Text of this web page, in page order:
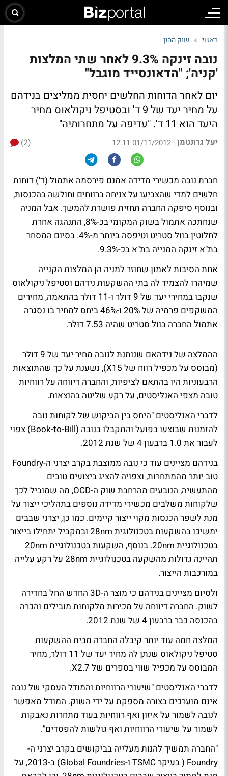
ראשי שוק ההון
נובה זינקה 9.3% לאחר שתי המלצות
'קניה'; "הדאונסייד מוגבל"
יום לאחר הדוחות החלשים יחסית ממליצים בנידהם
על מחיר יעד של 9 ד' ובסטיפל ניקולאוס מחיר
היעד הוא 11 ד'. "עדיפה על מתחרותיה"
יעל גרונטמן |
01/11/2012 12:11
(2)
חברת נובה מכשירי מדידה אמנם פירסמה אתמול (ד') דוחות
חלשים למדי שהצביעו על צניחה ברווחים וחולשה בהכנסות,
ובנוסף סיפקה החברה תחזית פושרת להמשך. אבל המניה
שנחתכה אתמול בשוק המקומי בכ-8%, התנהגה אחרת
לחלוטין בוול סטריט וטיפסה ביותר מ-4%. בסיום המסחר
בת"א זינקה המנייה בת"א בכ-9.3%.
אחת הסיבות לאמון שחוזר למניה הן המלצות הקנייה
שמיהרו להצמיד לה בתי ההשקעות נידהם וסטיפל ניקולאוס
שנקבו במחירי יעד של 9 דולר ו-11 דולר בהתאמה, מחירים
המשקפים פרמיה של 20% ו-46% ביחס למחיר בו נסגרה
אתמול החברה בוול סטריט שהיה 7.53 דולר.
ההמלצה של נידהאם שנותנת לנובה מחיר יעד של 9 דולר
(מבוסס על מכפיל רווח של X15), נשענת על כך שהתוצאות
הרבעוניות היו בהתאם לציפיות, והחברה דיווחה על רווחיות
טובה מצפי האנליסטים, על רקע שליטה בהוצאות.
לדברי האנליסטים "היחס בין הביקוש של לקוחות נובה
להזמנות שבוצעו בפועל והתקבלו בנובה (Book-to-Bill) צפוי
לעבור את 1.0 ברבעון 4 של שנת 2012.
בנידהם מציינים עוד כי נובה ממוצבת בקרב יצרני ה-Foundry
טוב יותר מהמתחרות, וצפויה להציג ביצועים טובים
מהתעשיה, הנובעים מהרחבת שוק ה-OCD, מה שמוביל לכך
שלקוחות משלבים מכשירי מדידה נוספים בתהליכי ייצור על
מנת לשפר הכנסות מקוי ייצור קיימים. כמו כן, יצרני שבבים
ימשיכו בהשקעות בטכנולוגית 28nm ובמקביל יתחילו בייצור
בטכנולוגיית 20nm. בנוסף, השקעות בטכנולוגיית 20nm
תהיינה גדולות מהשקעה בטכנולוגיית 28nm על רקע עלייה
במורכבות הייצור.
ולסיום מציינים בנידהם כי מוצר ה-3D החדש החל בחדירה
לשוק. החברה דיווחה על מכירות מלקוחות מובילים והכרה
בהכנסה כבר ברבעון 4 של שנת 2012.
המלצה חמה עוד יותר קיבלה החברה מבית ההשקעות
סטיפל ניקולאוס שנתן לה מחיר יעד של 11 דולר, מחיר
המבוסס על מכפיל שווי בספרים של X2.7.
לדברי האנליסטים "שיעורי הרווחיות והמודל העסקי של נובה
אינם מוערכים בצורה מספקת על ידי השוק. המודל מאפשר
לנובה לשמור על איזון ואף רווחיות בעוד מתחרות נאבקות
לשמור על שיעורי הרווחיות ואף גולשות להפסדים".
"החברה תמשיך להנות מעלייה בביקושים בקרב יצרני ה-
Foundry ( בעיקר TSMC ו-Global Foundries) ב-2013, על